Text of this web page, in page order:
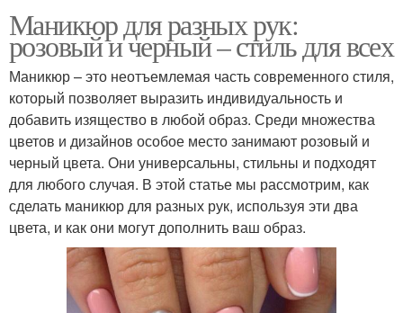
Маникюр для разных рук:
розовый и черный – стиль для всех
Маникюр – это неотъемлемая часть современного стиля,
который позволяет выразить индивидуальность и
добавить изящество в любой образ. Среди множества
цветов и дизайнов особое место занимают розовый и
черный цвета. Они универсальны, стильны и подходят
для любого случая. В этой статье мы рассмотрим, как
сделать маникюр для разных рук, используя эти два
цвета, и как они могут дополнить ваш образ.